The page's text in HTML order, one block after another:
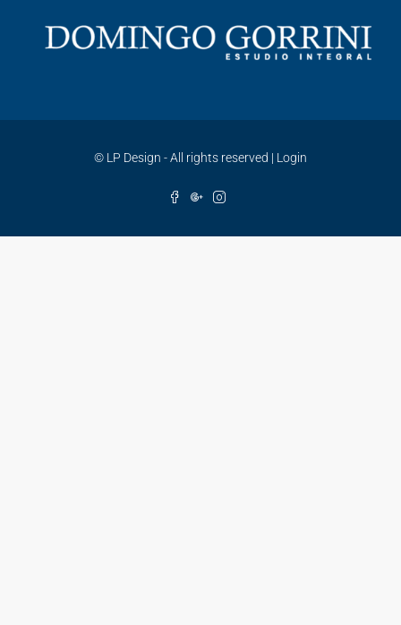
© LP Design - All rights reserved | Login